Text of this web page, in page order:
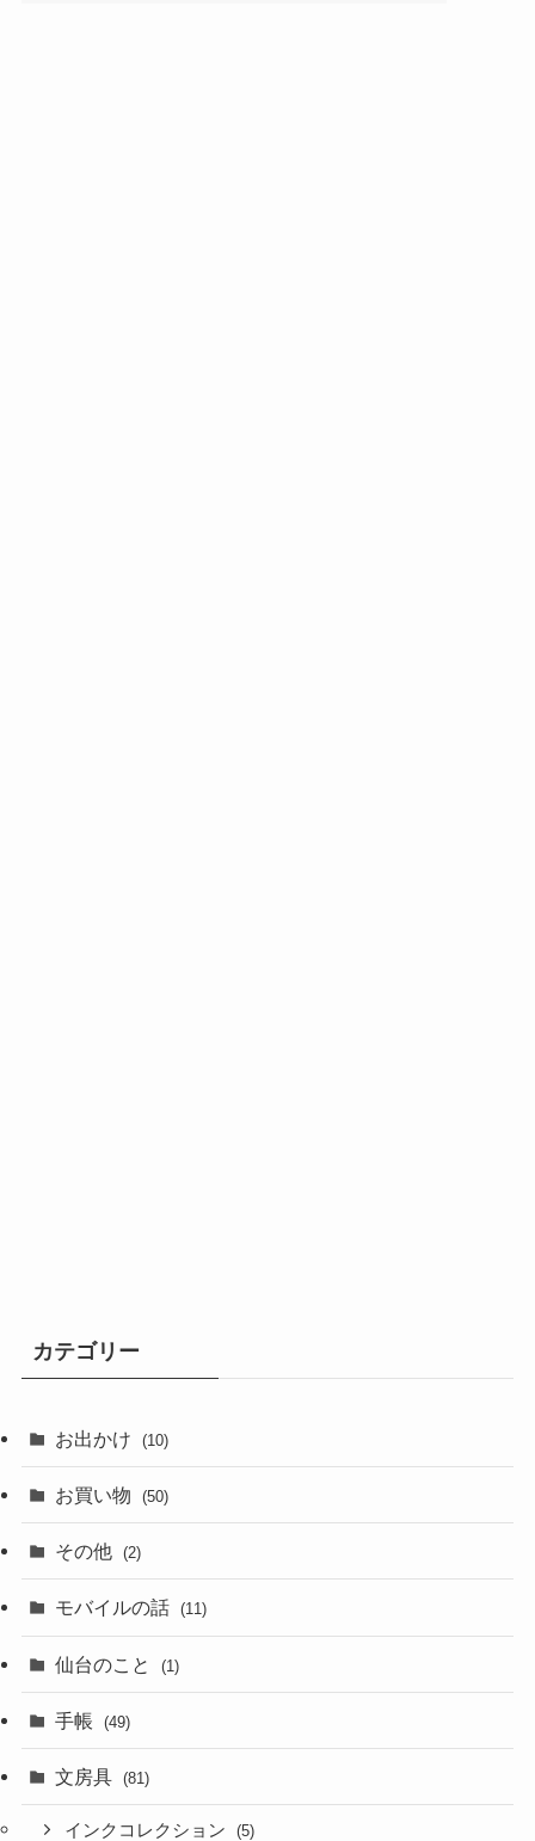
カテゴリー
お出かけ (10)
お買い物 (50)
その他 (2)
モバイルの話 (11)
仙台のこと (1)
手帳 (49)
文房具 (81)
インクコレクション (5)